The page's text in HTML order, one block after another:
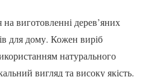
на виготовленні дерев’яних
для дому. Кожен виріб
натурального
вигляд та високу якість.